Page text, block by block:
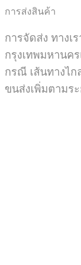
การส่งสินค้า
การจัดส่ง ทางเ
กรุงเทพมหานค
กรณี เส้นทางไก
ขนส่งเพิ่มตามร